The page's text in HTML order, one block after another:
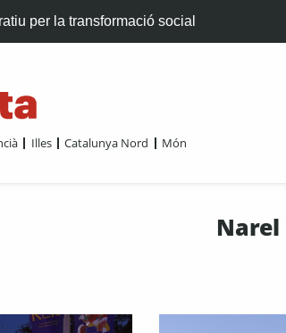
per la transformació social
Illes Catalunya Nord Món
Narel